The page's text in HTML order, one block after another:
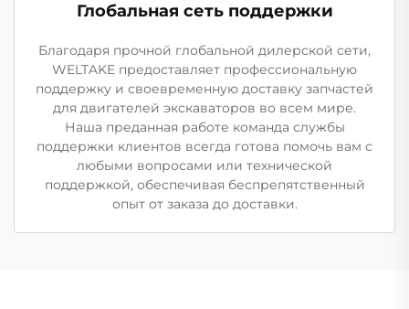
Глобальная сеть поддержки
Благодаря прочной глобальной дилерской сети,
WELTAKE предоставляет профессиональную
поддержку и своевременную доставку запчастей
для двигателей экскаваторов во всем мире.
Наша преданная работе команда службы
поддержки клиентов всегда готова помочь вам с
любыми вопросами или технической
поддержкой, обеспечивая беспрепятственный
опыт от заказа до доставки.